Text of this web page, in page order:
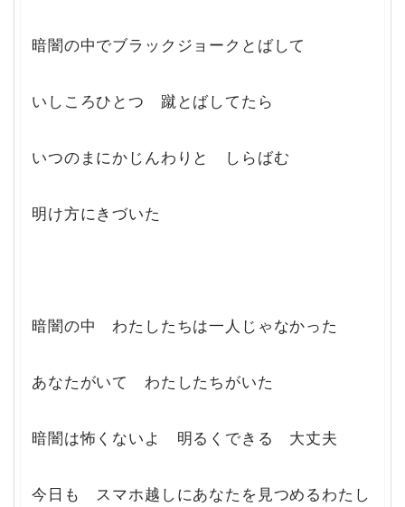
暗闇の中でブラックジョークとばして
いしころひとつ 蹴とばしてたら
いつのまにかじんわりと しらばむ
明け方にきづいた
暗闇の中 わたしたちは一人じゃなかった
あなたがいて わたしたちがいた
暗闇は怖くないよ 明るくできる 大丈夫
今日も スマホ越しにあなたを見つめるわたし